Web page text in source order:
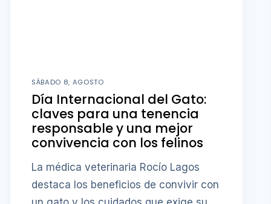
SÁBADO 8, AGOSTO
Día Internacional del Gato:
claves para una tenencia
responsable y una mejor
convivencia con los felinos
La médica veterinaria Rocío Lagos
destaca los beneficios de convivir con